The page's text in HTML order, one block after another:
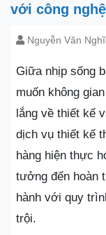
với công
Nguyễn Văn
Giữa nhịp sống
muốn không
lắng về thiết kế
dịch vụ thiết kế
hàng hiện thực
tưởng đến hoàn
hành với quy
trội.